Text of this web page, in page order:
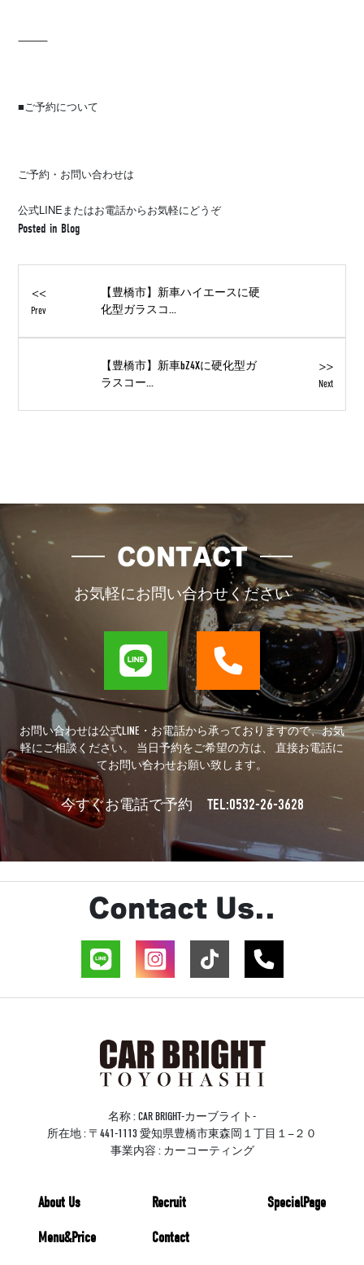
⸻
■ご予約について
ご予約・お問い合わせは
公式LINE またはお電話からお気軽にどうぞ
Posted in Blog
<<
Prev
【豊橋市】新車ハイエースに硬
化型ガラスコ...
>>
Next
【豊橋市】新車bZ4Xに硬化型ガ
ラスコー...
CONTACT
お気軽にお問い合わせください
お問い合わせは公式LINE・お電話から承っておりますので、お気
軽にご相談ください。 当日予約をご希望の方は、 直接お電話に
てお問い合わせお願い致します。
今すぐお電話で予約 TEL:0532-26-3628
Contact Us..
名称 : CAR BRIGHT-カーブライト-
所在地 : 〒441-1113 愛知県豊橋市東森岡１丁目１−２０
事業内容 : カーコーティング
About Us
Menu&Price
Recruit
Contact
SpecialPage